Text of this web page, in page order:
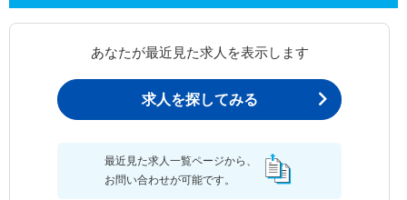
あなたが最近見た求人を表示します
求人を探してみる
最近見た求人一覧ページから、
お問い合わせが可能です。